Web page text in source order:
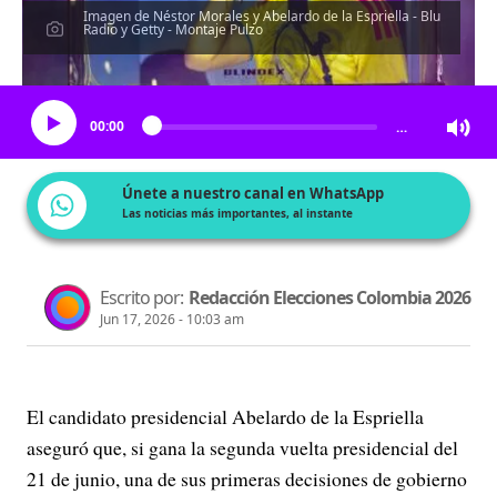
Imagen de Néstor Morales y Abelardo de la Espriella - Blu
Radio y Getty - Montaje Pulzo
Escucha el artículo
00:00 …
Únete a nuestro canal en WhatsApp
Las noticias más importantes, al instante
Escrito por: Redacción Elecciones Colombia 2026
Jun 17, 2026 - 10:03 am
El candidato presidencial Abelardo de la Espriella
aseguró que, si gana la segunda vuelta presidencial del
21 de junio, una de sus primeras decisiones de gobierno